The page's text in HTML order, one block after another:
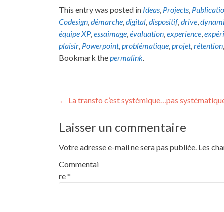
This entry was posted in Ideas, Projects,
Codesign,démarche,digital,dispositif,drive,
équipe XP,essaimage,évaluation,experience,
plaisir, Powerpoint,problématique,projet,rétention,
Bookmark thepermalink.
Post
navigation
← La transfo c’est systémique…pas
Laisser un commentaire
Votre adresse e-mail ne sera pas publiée. Les
Commentai
re*